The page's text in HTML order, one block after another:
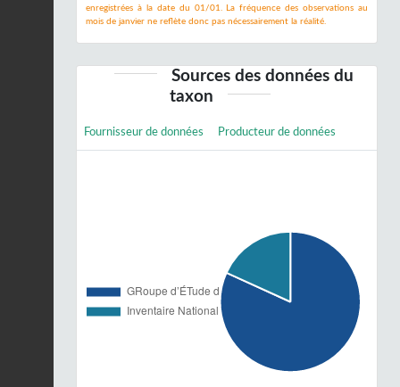
enregistrées à la date du 01/01. La fréquence des observations au
mois de janvier ne reflète donc pas nécessairement la réalité.
Sources des données du
taxon
Fournisseur de données Producteur de données